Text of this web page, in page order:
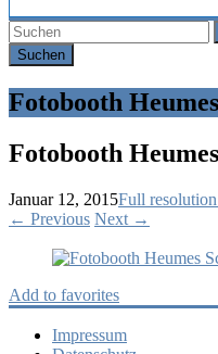
Fotobooth
Fotobooth
Januar 12, 2015Full
← Previous Next →
Add to favorites
Impressum